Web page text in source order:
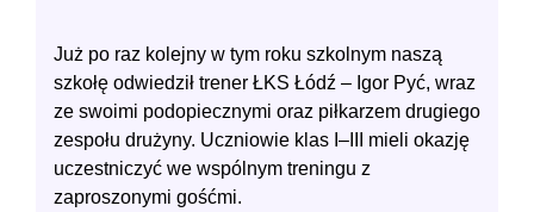
Już po raz kolejny w tym roku szkolnym naszą
szkołę odwiedził trener ŁKS Łódź – Igor Pyć, wraz
ze swoimi podopiecznymi oraz piłkarzem drugiego
zespołu drużyny. Uczniowie klas I–III mieli okazję
uczestniczyć we wspólnym treningu z
zaproszonymi gośćmi.